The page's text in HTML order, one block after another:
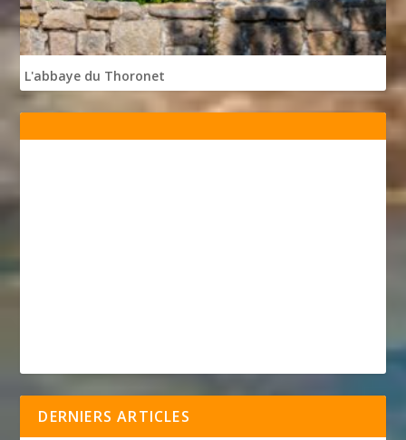
L'abbaye du Thoronet
DERNIERS ARTICLES